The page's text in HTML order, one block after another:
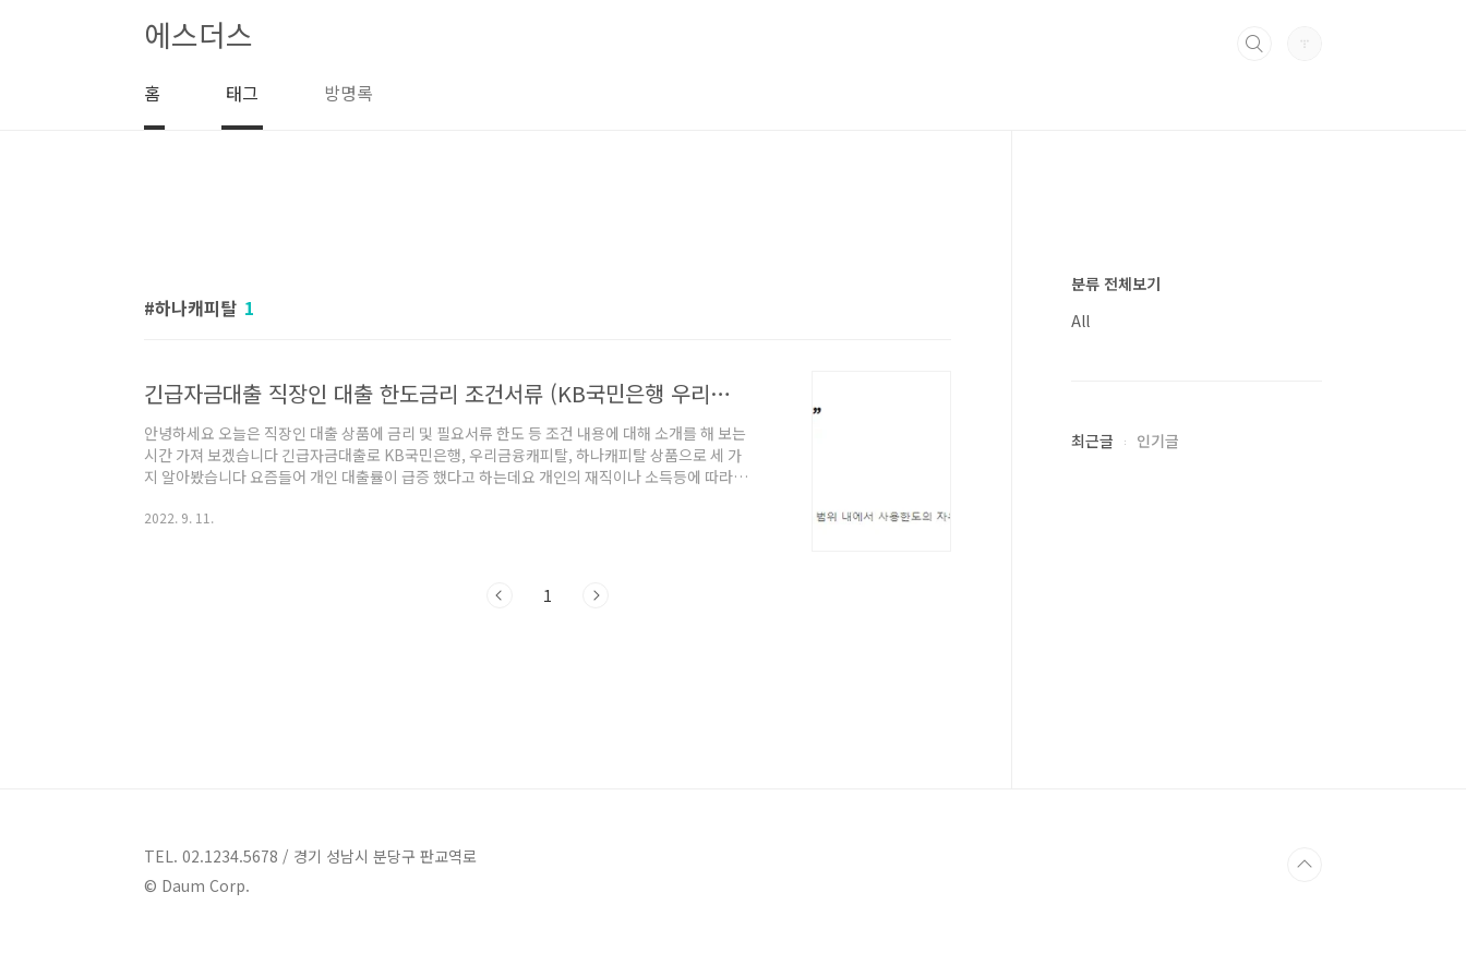
에스더스
홈 태그 방명록
하나캐피탈 1
긴급자금대출 직장인 대출 한도금리 조건서류 (KB국민은행 우리금융 하나캐피탈)
안녕하세요 오늘은 직장인 대출 상품에 금리 및 필요서류 한도 등 조건 내용에 대해 소개를 해 보는
시간 가져 보겠습니다 긴급자금대출로 KB국민은행, 우리금융캐피탈, 하나캐피탈 상품으로 세 가
지 알아봤습니다 요즘들어 개인 대출률이 급증 했다고 하는데요 개인의 재직이나 소득등에 따라서
https://obank.kbstar.com/quics?page=C103482 대출대상 만19세 이상 내국인 고객 소득
2022. 9. 11.
1
분류 전체보기
All
최근글 인기글
TEL. 02.1234.5678 / 경기 성남시 분당구 판교역로
© Daum Corp.